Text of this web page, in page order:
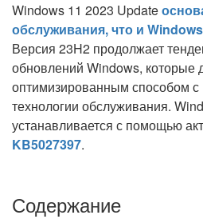
Windows 11 2023 Update
обслуживания, что и
Версия 23H2 продолжает
обновлений Windows, которые
оптимизированным способом с
технологии обслуживания.
устанавливается с помощью
KB5027397.
Содержание